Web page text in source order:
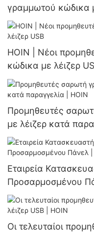
γραμμωτού κώδικα
HOIN | Νέοι
κώδικα με λέιζερ
Προμηθευτές
με λέιζερ κατά
Εταιρεία
Προσαρμοσμένου
Οι τελευταίοι